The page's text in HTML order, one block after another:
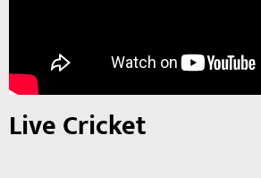
Live Cricket